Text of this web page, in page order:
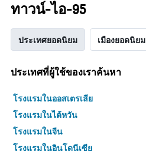
ทาวน์-ไอ-95
ประเทศยอดนิยม เมืองยอดนิยม
ประเทศที่ผู้ใช้ของเราค้นหา
โรงแรมในออสเตรเลีย
โรงแรมในไต้หวัน
โรงแรมในจีน
โรงแรมในอินโดนีเซีย